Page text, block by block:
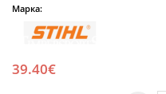
Марка:
39.40€